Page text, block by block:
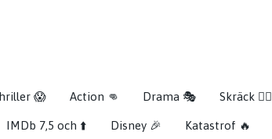
😱 Action 👊 Drama 🎭 Skräck 🧟‍♂️
IMDb 7,5 och ⬆️ Disney 🎉 Katastrof 🔥